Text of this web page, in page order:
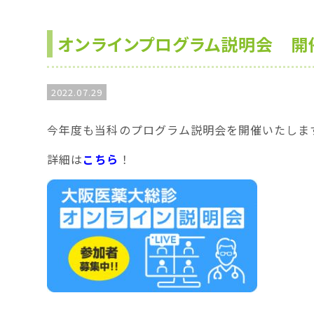
オンラインプログラム説明会 開
2022.07.29
今年度も当科のプログラム説明会を開催いたしま
詳細はこちら ！